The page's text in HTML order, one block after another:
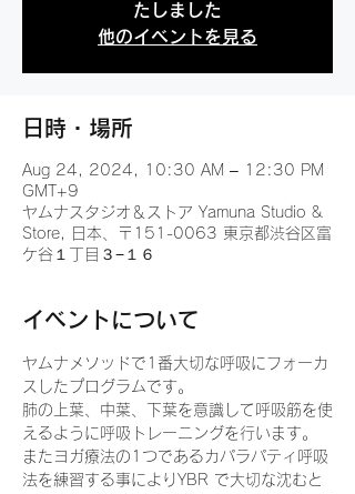
たしました
他のイベントを見る
日時・場所
Aug 24, 2024, 10:30 AM – 12:30 PM
GMT+9
ヤムナスタジオ＆ストア Yamuna Studio &
Store, 日本、〒151-0063 東京都渋谷区富
ケ谷１丁目３−１６
イベントについて
ヤムナメソッドで1番大切な呼吸にフォーカ
スしたプログラムです。
肺の上葉、中葉、下葉を意識して呼吸筋を使
えるように呼吸トレーニングを行います。
またヨガ療法の1つであるカパラパティ呼吸
法を練習する事によりYBR で大切な沈むと